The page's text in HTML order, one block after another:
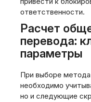
ответственности.
Расчет
перевода:
параметры
При выборе
необходимо
но и следующие